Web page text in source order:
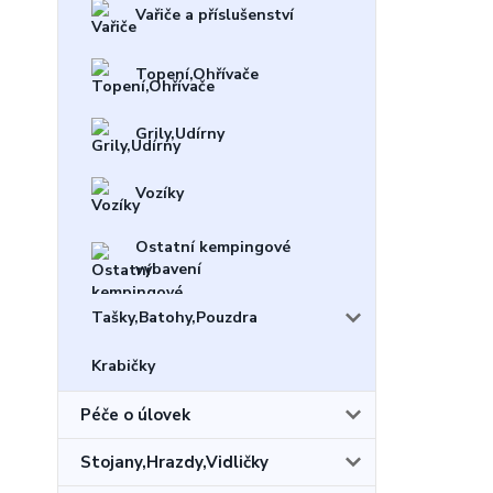
Vařiče a příslušenství
Topení,Ohřívače
Grily,Udírny
Vozíky
Ostatní kempingové
vybavení
Tašky,Batohy,Pouzdra
Krabičky
Péče o úlovek
Stojany,Hrazdy,Vidličky